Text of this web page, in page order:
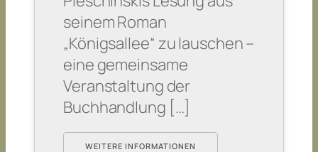
seinem Roman
„Königsallee“ zu lauschen –
eine gemeinsame
Veranstaltung der
Buchhandlung […]
WEITERE INFORMATIONEN